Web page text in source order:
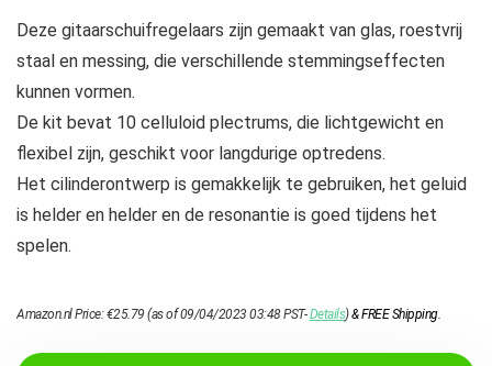
Deze gitaarschuifregelaars zijn gemaakt van glas, roestvrij
staal en messing, die verschillende stemmingseffecten
kunnen vormen.
De kit bevat 10 celluloid plectrums, die lichtgewicht en
flexibel zijn, geschikt voor langdurige optredens.
Het cilinderontwerp is gemakkelijk te gebruiken, het geluid
is helder en helder en de resonantie is goed tijdens het
spelen.
Amazon.nl Price:€25.79 (as of 09/04/2023 03:48 PST-Details)&FREE Shipping.